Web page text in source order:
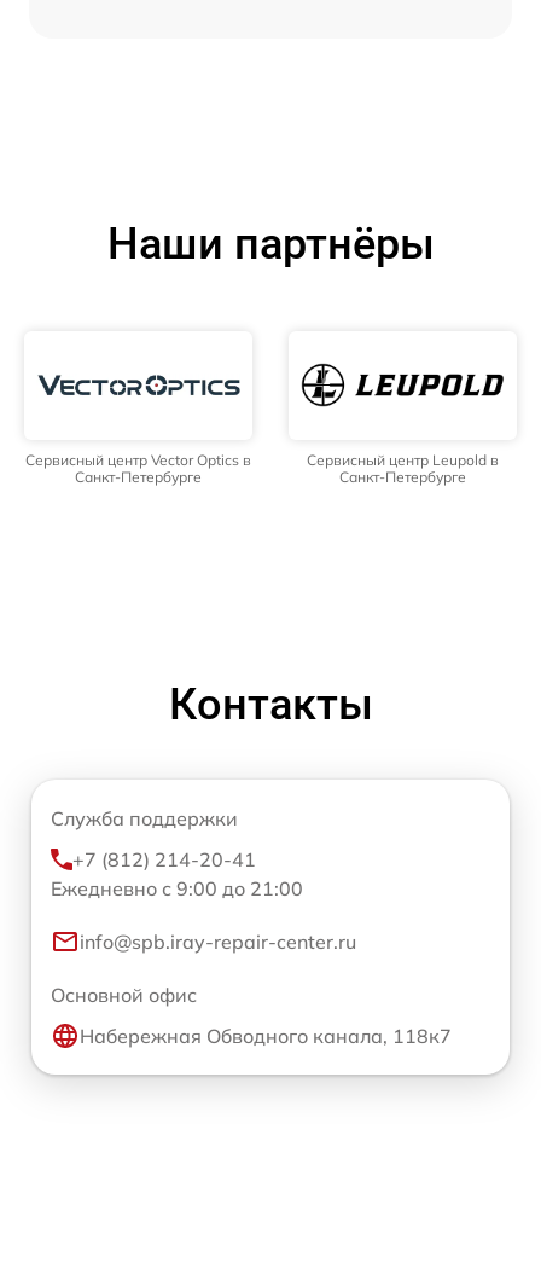
Наши партнёры
Сервисный центр Vector Optics в
Санкт-Петербурге
Сервисный центр Leupold в
Санкт-Петербурге
Контакты
Служба поддержки
+7 (812) 214-20-41
Ежедневно с 9:00 до 21:00
info@spb.iray-repair-center.ru
Основной офис
Набережная Обводного канала, 118к7